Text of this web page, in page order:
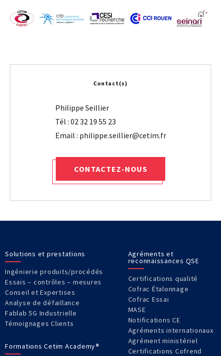
Contact(s)
Philippe Seillier
Tél : 02 32 19 55 23
Email : philippe.seillier@cetim.fr
CONTACTEZ-NOUS
Solutions et prestations
Ingénierie produits/procédés
Essais – contrôles – mesures
Conseil et Expertises
Analyse de défaillance
Fablab 5G Industrielle
Témoignages Clients
Formations Cetim Academy®
Agréments et
reconnaissances QSE
Certifications qualité
Cofrac Étalonnage
Cofrac Essai
MASE
Notifications CE
Agréments internationaux
Agrément ministériel
Certifications Cofrend